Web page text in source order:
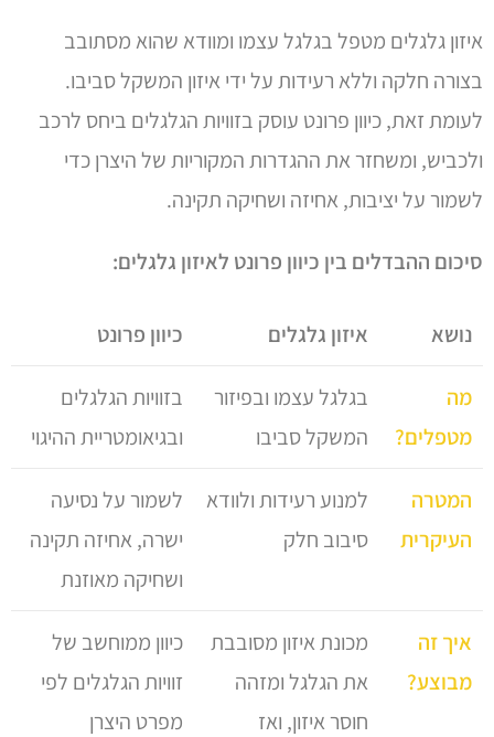
איזון גלגלים מטפל בגלגל עצמו ומוודא שהוא מסתובב
בצורה חלקה וללא רעידות על ידי איזון המשקל סביבו.
לעומת זאת, כיוון פרונט עוסק בזוויות הגלגלים ביחס לרכב
ולכביש, ומשחזר את ההגדרות המקוריות של היצרן כדי
לשמור על יציבות, אחיזה ושחיקה תקינה.
סיכום ההבדלים בין כיוון פרונט לאיזון גלגלים:
נושא איזון גלגלים כיוון פרונט
מה
מטפלים?
בגלגל עצמו ובפיזור
המשקל סביבו
בזוויות הגלגלים
ובגיאומטריית ההיגוי
המטרה
העיקרית
למנוע רעידות ולוודא
סיבוב חלק
לשמור על נסיעה
ישרה, אחיזה תקינה
ושחיקה מאוזנת
איך זה
מבוצע?
מכונת איזון מסובבת
את הגלגל ומזהה
חוסר איזון, ואז
כיוון ממוחשב של
זוויות הגלגלים לפי
מפרט היצרן